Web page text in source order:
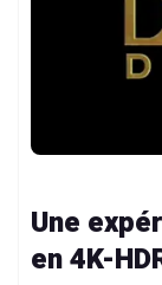
Une
en 4K-